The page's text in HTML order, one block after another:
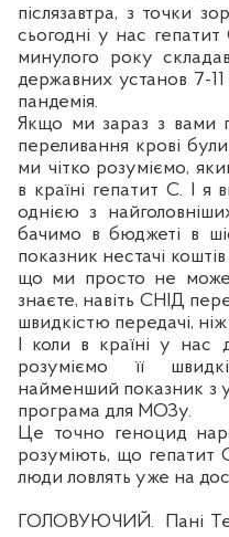
післязавтра, з точки
сьогодні у нас
минулого року
державних установ 7-
пандемія.
Якщо ми зараз з вами
переливання крові
ми чітко розуміємо,
в країні гепатит С. І
однією з
бачимо в бюджеті в
показник нестачі
що ми просто не
знаєте, навіть СНІД
швидкістю передачі,
І коли в країні у нас
розуміємо її
найменший показник з
програма для МОЗу.
Це точно геноцид
розуміють, що гепатит
люди ловлять уже на
ГОЛОВУЮЧИЙ.
Пані